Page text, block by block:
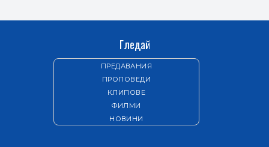
Гледай
ПРЕДАВАНИЯ
ПРОПОВЕДИ
КЛИПОВЕ
ФИЛМИ
НОВИНИ